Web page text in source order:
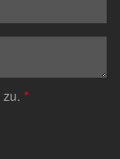
zu. *